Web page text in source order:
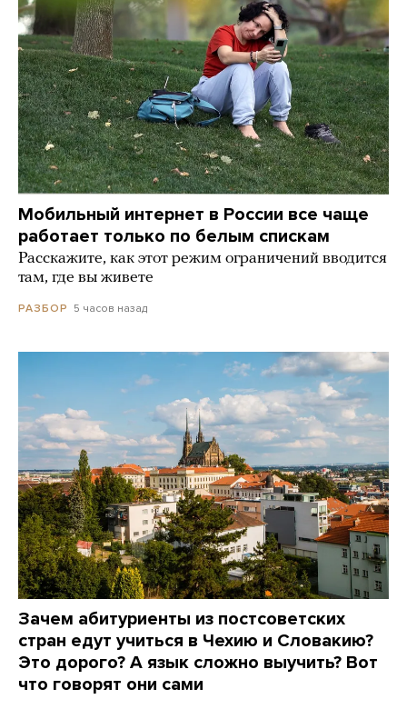
Мобильный интернет в России все чаще
работает только по белым спискам
Расскажите, как этот режим ограничений вводится
там, где вы живете
РАЗБОР 5 часов назад
Зачем абитуриенты из постсоветских
стран едут учиться в Чехию и Словакию?
Это дорого? А язык сложно выучить? Вот
что говорят они сами